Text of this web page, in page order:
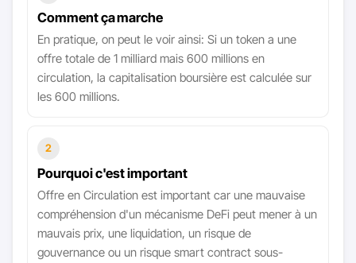
Comment ça marche
En pratique, on peut le voir ainsi: Si un token a une
offre totale de 1 milliard mais 600 millions en
circulation, la capitalisation boursière est calculée sur
les 600 millions.
2
Pourquoi c'est important
Offre en Circulation est important car une mauvaise
compréhension d'un mécanisme DeFi peut mener à un
mauvais prix, une liquidation, un risque de
gouvernance ou un risque smart contract sous-